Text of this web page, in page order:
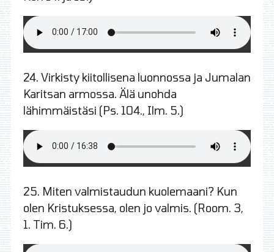
24. Virkisty kiitollisena luonnossa ja Jumalan
Karitsan armossa. Älä unohda
lähimmäistäsi (Ps. 104., Ilm. 5.)
25. Miten valmistaudun kuolemaani? Kun
olen Kristuksessa, olen jo valmis. (Room. 3,
1. Tim. 6.)